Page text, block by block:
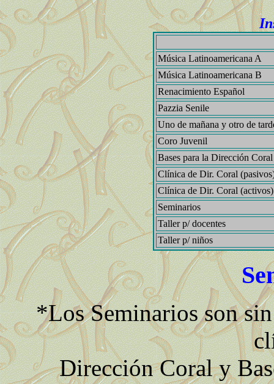
Música Latinoamericana A
Música Latinoamericana B
Renacimiento Español
Pazzia Senile
Uno de mañana y otro de
Coro Juvenil
Bases para la Dirección Coral
Clínica de Dir. Coral
Clínica de Dir. Coral (activos)
Seminarios
Taller p/ docentes
Taller p/ niños
*Los Seminarios son
Dirección Coral y